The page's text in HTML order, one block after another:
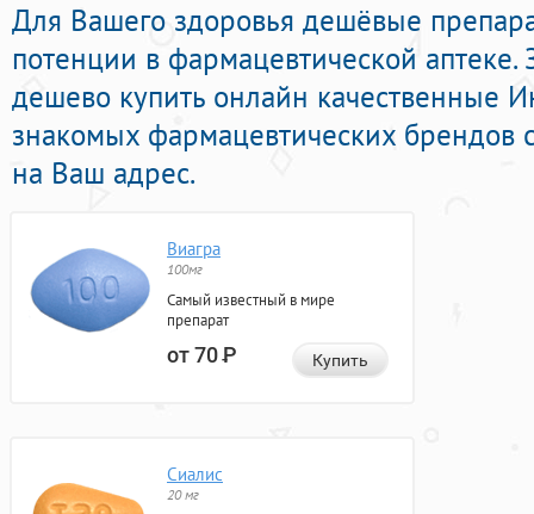
Для Вашего здоровья дешёвые
потенции в фармацевтической
дешево купить онлайн качественные
знакомых фармацевтических брендов
на Ваш адрес.
Виагра
100мг
Самый известный в мире
препарат
от 70Р Купить
Сиалис
20 мг